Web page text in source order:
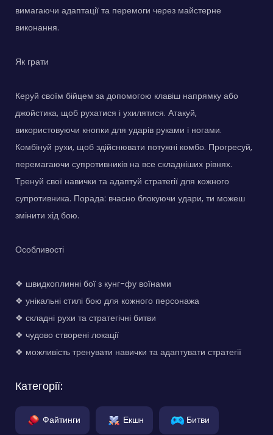
вимагаючи адаптації та перемоги через майстерне
виконання.
Як грати
Керуй своїм бійцем за допомогою клавіш напрямку або
джойстика, щоб рухатися і ухилятися. Атакуй,
використовуючи кнопки для ударів руками і ногами.
Комбінуй рухи, щоб здійснювати потужні комбо. Прогресуй,
перемагаючи супротивників на все складніших рівнях.
Тренуй свої навички та адаптуй стратегії для кожного
супротивника. Порада: вчасно блокуючи удари, ти можеш
змінити хід бою.
Особливості
❖ швидкоплинні бої з кунг-фу воїнами
❖ унікальні стилі бою для кожного персонажа
❖ складні рухи та стратегічні битви
❖ чудово створені локації
❖ можливість тренувати навички та адаптувати стратегії
Категорії:
Файтинги Екшн Битви